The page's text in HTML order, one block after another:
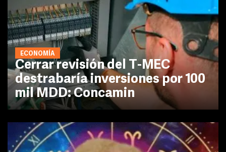
ECONOMÍA
Cerrar revisión del T-MEC
destrabaría inversiones por 100
mil MDD: Concamin